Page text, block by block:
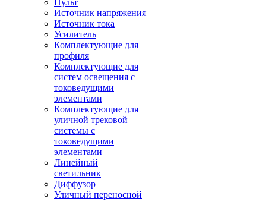
Пульт
Источник напряжения
Источник тока
Усилитель
Комплектующие для
профиля
Комплектующие для
систем освещения с
токоведущими
элементами
Комплектующие для
уличной трековой
системы с
токоведущими
элементами
Линейный
светильник
Диффузор
Уличный переносной